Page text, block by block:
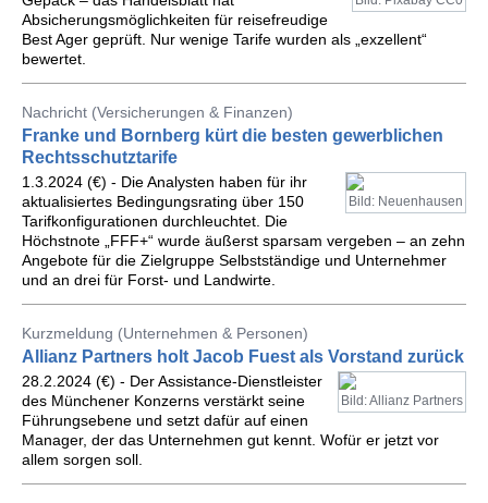
Absicherungsmöglichkeiten für reisefreudige
Best Ager geprüft. Nur wenige Tarife wurden als „exzellent“
bewertet.
Nachricht (Versicherungen & Finanzen)
Franke und Bornberg kürt die besten gewerblichen
Rechtsschutztarife
Bild: Neuenhausen
1.3.2024 (€) - Die Analysten haben für ihr
aktualisiertes Bedingungsrating über 150
Tarifkonfigurationen durchleuchtet. Die
Höchstnote „FFF+“ wurde äußerst sparsam vergeben – an zehn
Angebote für die Zielgruppe Selbstständige und Unternehmer
und an drei für Forst- und Landwirte.
Kurzmeldung (Unternehmen & Personen)
Allianz Partners holt Jacob Fuest als Vorstand zurück
Bild: Allianz Partners
28.2.2024 (€) - Der Assistance-Dienstleister
des Münchener Konzerns verstärkt seine
Führungsebene und setzt dafür auf einen
Manager, der das Unternehmen gut kennt. Wofür er jetzt vor
allem sorgen soll.